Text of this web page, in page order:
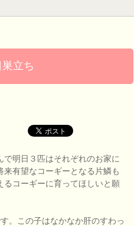
立ち
明日３匹はそれぞれのお家に
有望なコーギーとなる片鱗も
るコーギーに育ってほしいと願
。この子はなかなか肝のすわっ